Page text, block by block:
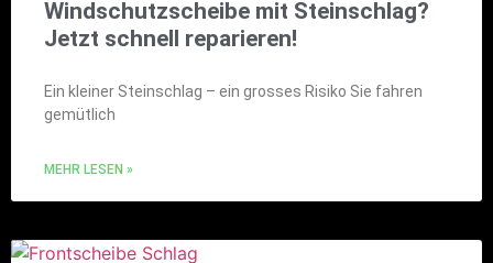
Windschutzscheibe mit Steinschlag?
Jetzt schnell reparieren!
Ein kleiner Steinschlag – ein grosses Risiko Sie fahren
gemütlich
MEHR LESEN »